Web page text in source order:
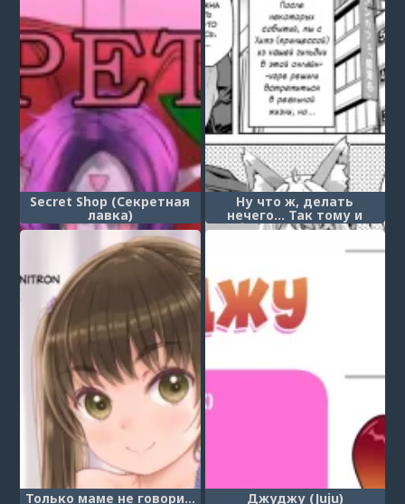
Secret Shop (Секретная
лавка)
Ну что ж, делать
нечего... Так тому и
быть! (Shouganai
Только маме не говори... Джуджу (Juju)